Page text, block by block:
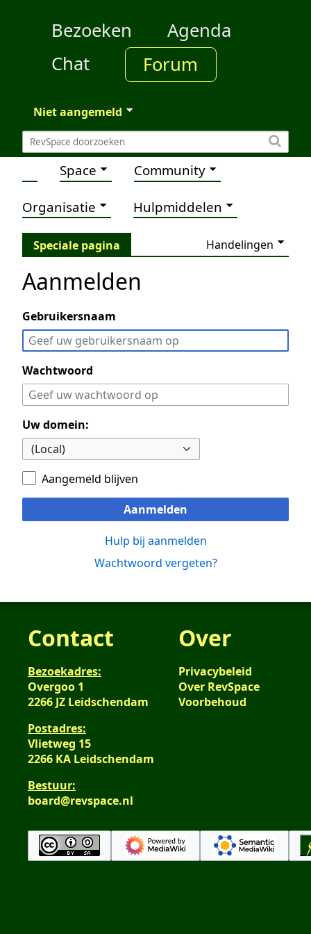
Bezoeken
Agenda
Chat
Forum
Niet aangemeld
Space Community
Organisatie Hulpmiddelen
Speciale pagina Handelingen
Aanmelden
Gebruikersnaam
Wachtwoord
Uw domein:
Aangemeld blijven
Aanmelden
Hulp bij aanmelden
Wachtwoord vergeten?
Contact
Bezoekadres:
Overgoo 1
2266 JZ Leidschendam
Postadres:
Vlietweg 15
2266 KA Leidschendam
Bestuur:
board@revspace.nl
Over
Privacybeleid
Over RevSpace
Voorbehoud